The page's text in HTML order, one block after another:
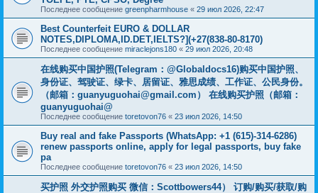
Последнее сообщение greenpharmhouse « 29 июл 2026, 22:47
Best Counterfeit EURO & DOLLAR
NOTES,DIPLOMA,ID.DET,IELTS?](+27(838-80-8170)
Последнее сообщение miraclejons180 « 29 июл 2026, 20:48
在线购买中国护照(Telegram：@Globaldocs16)购买中国护照、
身份证、驾驶证、绿卡、居留证、雅思成绩、工作证、公民身份。
（邮箱： guanyuguohai@gmail.com ） 在线购买护照（邮箱：
guanyuguohai@
Последнее сообщение toretovon76 « 23 июл 2026, 14:50
Buy real and fake Passports (WhatsApp: +1 (615)-314-6286)
renew passports online, apply for legal passports, buy fake
pa
Последнее сообщение toretovon76 « 23 июл 2026, 14:50
买护照 外交护照购买 微信：Scottbowers44） 订购/购买/获取/购